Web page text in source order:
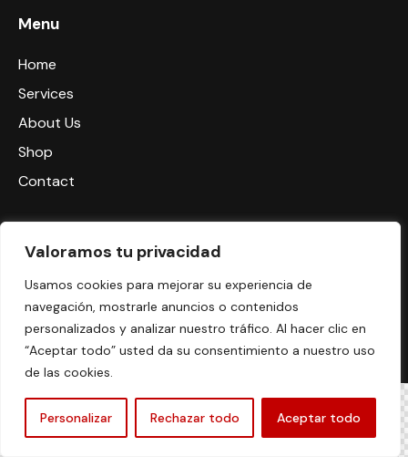
Valoramos tu privacidad
Usamos cookies para mejorar su experiencia de
navegación, mostrarle anuncios o contenidos
personalizados y analizar nuestro tráfico. Al hacer clic en
“Aceptar todo” usted da su consentimiento a nuestro uso
de las cookies.
Personalizar Rechazar todo Aceptar todo
Menu
Home
Services
About Us
Shop
Contact
ThemeREX© {{Y}}. All Rights Reserved.